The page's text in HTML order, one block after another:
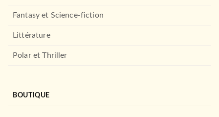
Hyde
Fantasy et Science-fiction
Littérature
Polar et Thriller
BOUTIQUE